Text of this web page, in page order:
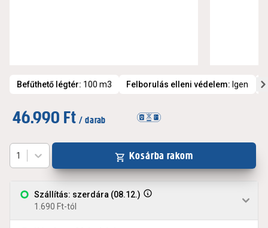
Befűthető légtér: 100 m3 Felborulás elleni védelem: Igen
46.990 Ft / darab
Szállítás: szerdára (08.12.)
1.690 Ft-tól
1 Kosárba rakom